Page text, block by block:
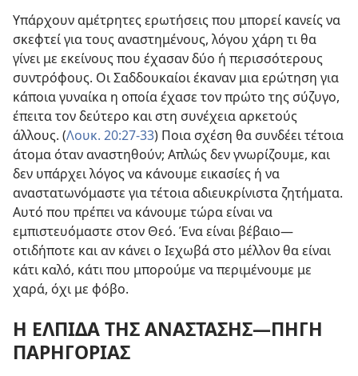
Υπάρχουν αμέτρητες ερωτήσεις που μπορεί κανείς να
σκεφτεί για τους αναστημένους, λόγου χάρη τι θα
γίνει με εκείνους που έχασαν δύο ή περισσότερους
συντρόφους. Οι Σαδδουκαίοι έκαναν μια ερώτηση για
κάποια γυναίκα η οποία έχασε τον πρώτο της σύζυγο,
έπειτα τον δεύτερο και στη συνέχεια αρκετούς
άλλους. (Λουκ. 20:27-33) Ποια σχέση θα συνδέει τέτοια
άτομα όταν αναστηθούν; Απλώς δεν γνωρίζουμε, και
δεν υπάρχει λόγος να κάνουμε εικασίες ή να
αναστατωνόμαστε για τέτοια αδιευκρίνιστα ζητήματα.
Αυτό που πρέπει να κάνουμε τώρα είναι να
εμπιστευόμαστε στον Θεό. Ένα είναι βέβαιο—
οτιδήποτε και αν κάνει ο Ιεχωβά στο μέλλον θα είναι
κάτι καλό, κάτι που μπορούμε να περιμένουμε με
χαρά, όχι με φόβο.
Η ΕΛΠΙΔΑ ΤΗΣ ΑΝΑΣΤΑΣΗΣ—ΠΗΓΗ
ΠΑΡΗΓΟΡΙΑΣ